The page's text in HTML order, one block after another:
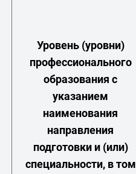
Уровень (уровни)
профессионального
образования с
указанием
наименования
направления
подготовки и (или)
специальности, в том